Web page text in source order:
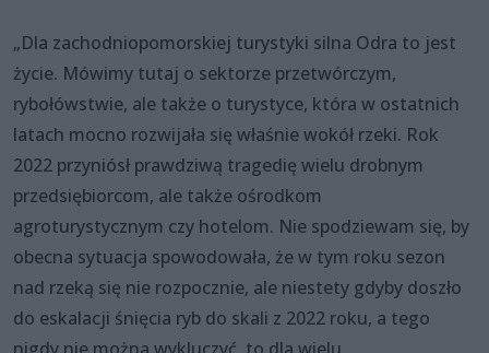
„Dla zachodniopomorskiej turystyki silna Odra to jest
życie. Mówimy tutaj o sektorze przetwórczym,
rybołówstwie, ale także o turystyce, która w ostatnich
latach mocno rozwijała się właśnie wokół rzeki. Rok
2022 przyniósł prawdziwą tragedię wielu drobnym
przedsiębiorcom, ale także ośrodkom
agroturystycznym czy hotelom. Nie spodziewam się, by
obecna sytuacja spowodowała, że w tym roku sezon
nad rzeką się nie rozpocznie, ale niestety gdyby doszło
do eskalacji śnięcia ryb do skali z 2022 roku, a tego
nigdy nie można wykluczyć, to dla wielu